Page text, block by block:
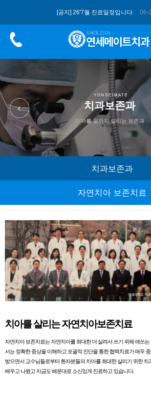
[공지] 26'7월 진료일정입니다. 06-
[공지] 고유가 피해지원금, 연세메이…
[공지] 2026 병오년 새해 복 많…
YONSEIMATE
치과보존과
치아를 끝까지 살리는 보존과
치과보존과
자연치아 보존치료
치아를 살리는 자연치아보존치료
자연치아 보존치료는 자연치아를 최대한 더 살려서 쓰기 위해 애쓰
서는 정확한 증상을 이해하고 포괄적 진단을 통한 협력치료가 매우
받으면서 교수님들로부터 환자분들의 치아를 최대한 살리기 위한
배우고 나왔고 지금도 배운대로 소신있게 진료하고 있습니다.